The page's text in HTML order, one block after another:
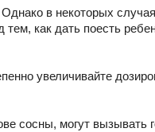
в некоторых
как дать поесть
увеличивайте
сосны, могут